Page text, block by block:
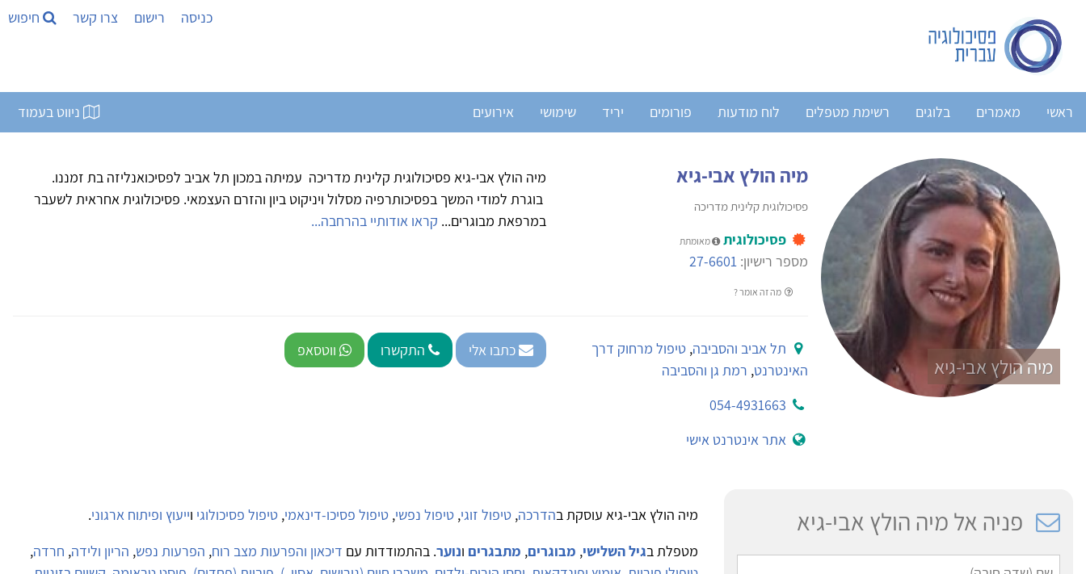
כניסה רישום צרו קשר חיפוש
ראשי מאמרים בלוגים רשימת מטפלים לוח מודעות פורומים יריד שימושי אירועים ניווט בעמוד
מיה הולץ אבי-גיא
מיה הולץ אבי-גיא
פסיכולוגית קלינית מדריכה
פסיכולוגית מאומתת
מספר רישיון: 27-6601
מה זה אומר ?
מיה הולץ אבי-גיא פסיכולוגית קלינית מדריכה עמיתה במכון תל אביב לפסיכואנליזה בת זמננו.
בוגרת למודי המשך בפסיכותרפיה מסלול ויניקוט ביון והזרם העצמאי. פסיכולוגית אחראית לשעבר
במרפאת מבוגרים... קראו אודותיי בהרחבה...
תל אביב והסביבה,טיפול מרחוק דרך
האינטרנט, רמת גן והסביבה
054-4931663
אתר אינטרנט אישי
כתבו אלי התקשרו ווטסאפ
פניה אל מיה הולץ אבי-גיא מיה הולץ אבי-גיא עוסקת בהדרכה, טיפול זוגי, טיפול נפשי, טיפול פסיכו-דינאמי, טיפול פסיכולוגי וייעוץ ופיתוח ארגוני.
מטפלת בגיל השלישי, מבוגרים, מתבגרים ונוער. בהתמודדות עם דיכאון והפרעות מצב רוח, הפרעות נפש, הריון ולידה, חרדה,